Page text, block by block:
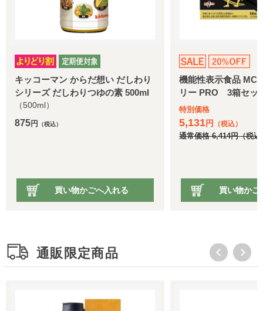
キッコーマン からだ想い だしわり
シリーズ だしわりつゆの素 500ml
（500ml）
875円 （税込）
買い物かごへ入れる
機能性表示食品
リー PRO 3箱セッ
特別価格
5,131円 （税込）
通常価格6,414円（税込
買い物かご
通販限定商品